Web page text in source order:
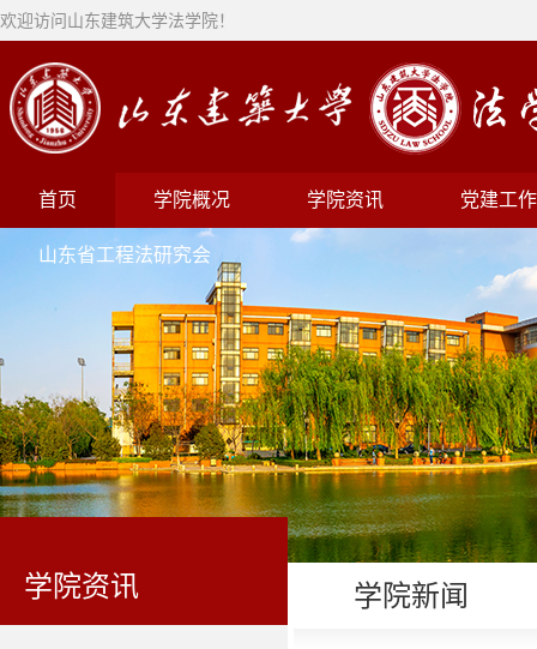
欢迎访问山东建筑大学法学院！
首页 学院概况 学院资讯 党建工作
山东省工程法研究会
学院资讯 学院新闻